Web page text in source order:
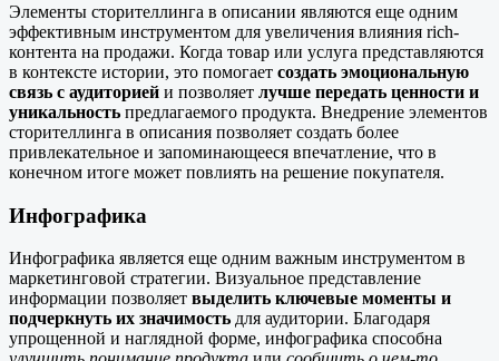
Элементы сторителлинга в описании являются еще одним
эффективным инструментом для увеличения влияния rich-
контента на продажи. Когда товар или услуга представляются
в контексте истории, это помогает создать эмоциональную
связь с аудиторией и позволяет лучше передать ценности и
уникальность предлагаемого продукта. Внедрение элементов
сторителлинга в описания позволяет создать более
привлекательное и запоминающееся впечатление, что в
конечном итоге может повлиять на решение покупателя.
Инфографика
Инфографика является еще одним важным инструментом в
маркетинговой стратегии. Визуальное представление
информации позволяет выделить ключевые моменты и
подчеркнуть их значимость для аудитории. Благодаря
упрощенной и наглядной форме, инфографика способна